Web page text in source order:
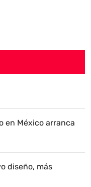
en México arranca
diseño, más